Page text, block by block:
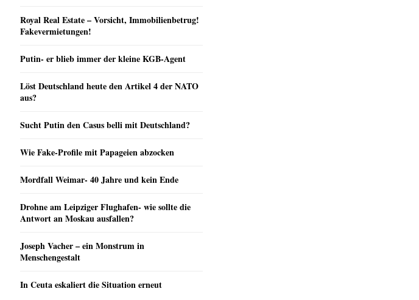
Royal Real Estate – Vorsicht, Immobilienbetrug!
Fakevermietungen!
Putin- er blieb immer der kleine KGB-Agent
Löst Deutschland heute den Artikel 4 der NATO
aus?
Sucht Putin den Casus belli mit Deutschland?
Wie Fake-Profile mit Papageien abzocken
Mordfall Weimar- 40 Jahre und kein Ende
Drohne am Leipziger Flughafen- wie sollte die
Antwort an Moskau ausfallen?
Joseph Vacher – ein Monstrum in
Menschengestalt
In Ceuta eskaliert die Situation erneut